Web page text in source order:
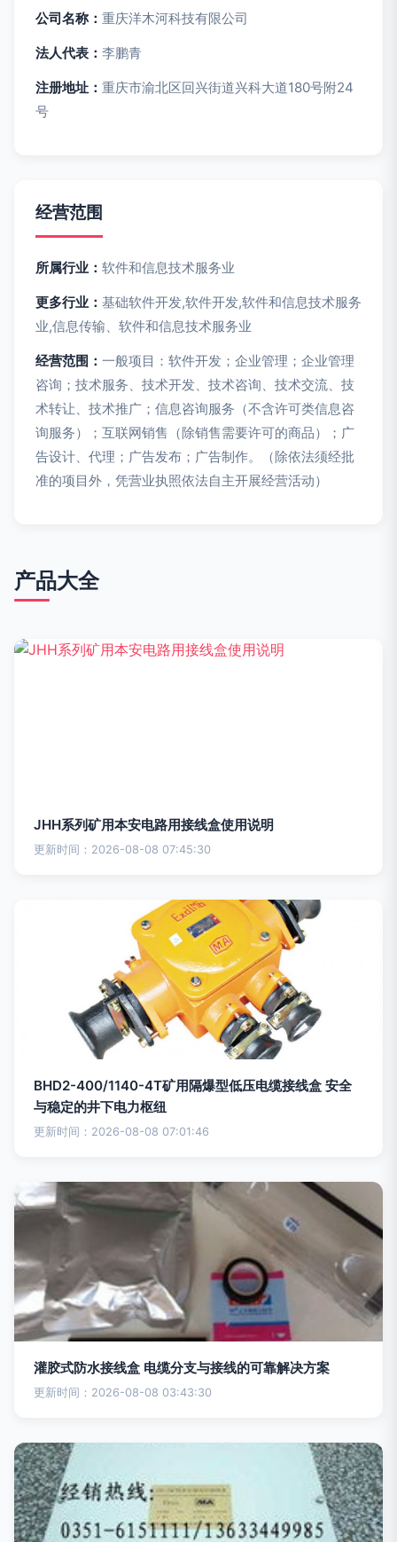
公司名称： 重庆洋木河科技有限公司
法人代表： 李鹏青
注册地址： 重庆市渝北区回兴街道兴科大道180号附24
号
经营范围
所属行业： 软件和信息技术服务业
更多行业： 基础软件开发,软件开发,软件和信息技术服务
业,信息传输、软件和信息技术服务业
经营范围： 一般项目：软件开发；企业管理；企业管理
咨询；技术服务、技术开发、技术咨询、技术交流、技
术转让、技术推广；信息咨询服务（不含许可类信息咨
询服务）；互联网销售（除销售需要许可的商品）；广
告设计、代理；广告发布；广告制作。（除依法须经批
准的项目外，凭营业执照依法自主开展经营活动）
产品大全
JHH系列矿用本安电路用接线盒使用说明
更新时间：2026-08-08 07:45:30
BHD2-400/1140-4T矿用隔爆型低压电缆接线盒 安全
与稳定的井下电力枢纽
更新时间：2026-08-08 07:01:46
灌胶式防水接线盒 电缆分支与接线的可靠解决方案
更新时间：2026-08-08 03:43:30